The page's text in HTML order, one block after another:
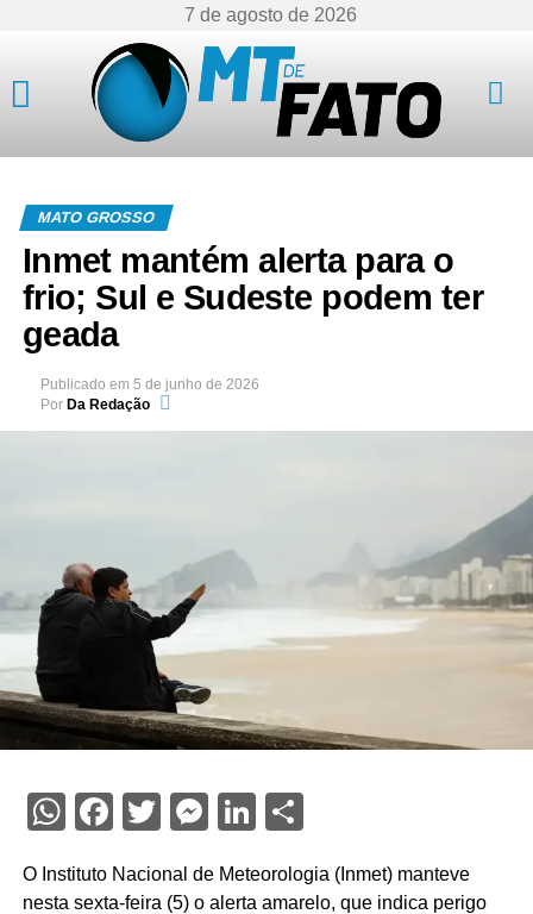
7 de agosto de 2026
MATO GROSSO
Inmet mantém alerta para o
frio; Sul e Sudeste podem ter
geada
Publicado em 5 de junho de 2026
Por Da Redação
WhatsApp
Facebook
Twitter
Messenger
LinkedIn
Share
O Instituto Nacional de Meteorologia (Inmet) manteve
nesta sexta-feira (5) o alerta amarelo, que indica perigo